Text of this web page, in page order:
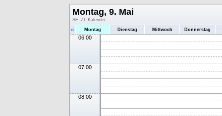
Montag, 9. Mai
SE_ZL Kalender
« Montag Dienstag Mittwoch Donnerstag
06:00
07:00
08:00